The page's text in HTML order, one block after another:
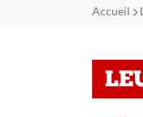
Accueil